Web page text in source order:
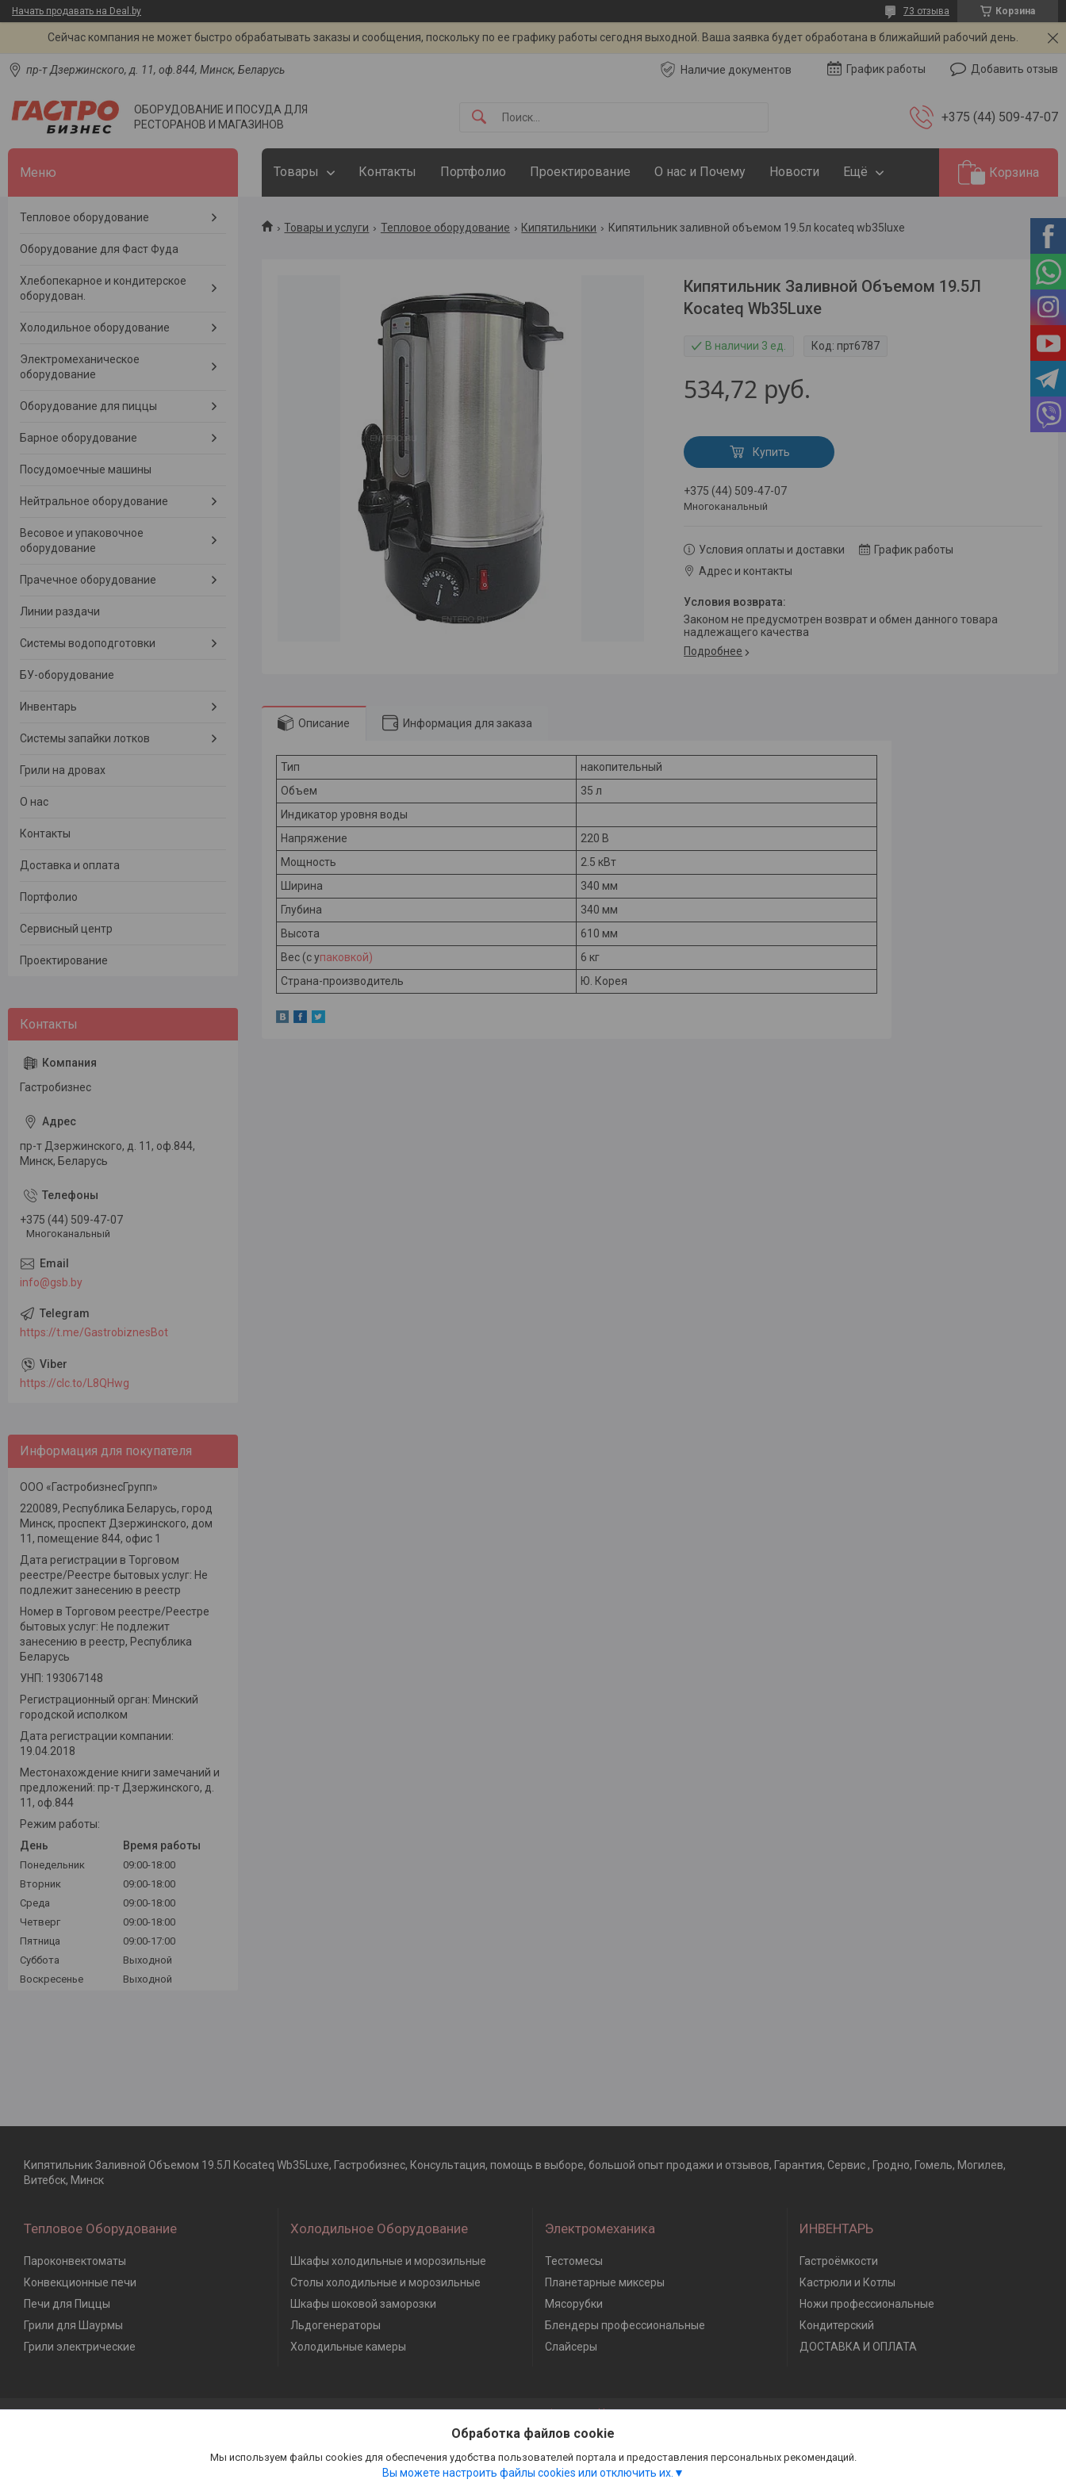
Начать продавать на Deal.by Корзина
73 отзыва
Сейчас компания не может быстро обрабатывать заказы и сообщения, поскольку по ее графику работы сегодня выходной. Ваша заявка будет обработана в ближайший рабочий день.
пр-т Дзержинского, д. 11, оф.844, Минск, Беларусь Наличие документов График работы Добавить отзыв
ОБОРУДОВАНИЕ И ПОСУДА ДЛЯ
РЕСТОРАНОВ И МАГАЗИНОВ
+375 (44) 509-47-07
Товары Контакты Портфолио Проектирование О нас и Почему Новости Ещё Корзина
Товары и услуги Тепловое оборудование Кипятильники Кипятильник заливной объемом 19.5л kocateq wb35luxe
Кипятильник Заливной Объемом 19.5Л
Kocateq Wb35Luxe
В наличии 3 ед. Код: прт6787
534,72 руб.
Купить
+375 (44) 509-47-07
Многоканальный
Условия оплаты и доставки
График работы
Адрес и контакты
Законом не предусмотрен возврат и обмен данного товара
надлежащего качества
Подробнее
Описание Информация для заказа
Тип
накопительный
Объем
35 л
Индикатор уровня воды
Напряжение
220 В
Мощность
2.5 кВт
Ширина
340 мм
Глубина
340 мм
Высота
610 мм
Вес (с упаковкой)
6 кг
Страна-производитель
Ю. Корея
Тепловое оборудование
Оборудование для Фаст Фуда
Хлебопекарное и кондитерское
оборудован.
Холодильное оборудование
Электромеханическое
оборудование
Оборудование для пиццы
Барное оборудование
Посудомоечные машины
Нейтральное оборудование
Весовое и упаковочное
оборудование
Прачечное оборудование
Линии раздачи
Системы водоподготовки
БУ-оборудование
Инвентарь
Системы запайки лотков
Грили на дровах
О нас
Контакты
Доставка и оплата
Портфолио
Сервисный центр
Проектирование
Гастробизнес
пр-т Дзержинского, д. 11, оф.844,
Минск, Беларусь
+375 (44) 509-47-07
Многоканальный
info@gsb.by
https://t.me/GastrobiznesBot
https://clc.to/L8QHwg
Информация для покупателя
ООО «ГастробизнесГрупп»
220089, Республика Беларусь, город
Минск, проспект Дзержинского, дом
11, помещение 844, офис 1
Дата регистрации в Торговом
реестре/Реестре бытовых услуг: Не
подлежит занесению в реестр
Номер в Торговом реестре/Реестре
бытовых услуг: Не подлежит
занесению в реестр, Республика
Беларусь
УНП: 193067148
Регистрационный орган: Минский
городской исполком
Дата регистрации компании:
19.04.2018
Местонахождение книги замечаний и
предложений: пр-т Дзержинского, д.
11, оф.844
Режим работы:
День
Время работы
Понедельник
09:00-18:00
Вторник
09:00-18:00
Среда
09:00-18:00
Четверг
09:00-18:00
Пятница
09:00-17:00
Суббота
Выходной
Воскресенье
Выходной
Кипятильник Заливной Объемом 19.5Л Kocateq Wb35Luxe, Гастробизнес, Консультация, помощь в выборе, большой опыт продажи и отзывов, Гарантия, Сервис , Гродно, Гомель, Могилев,
Витебск, Минск
Тепловое Оборудование
Пароконвектоматы
Конвекционные печи
Печи для Пиццы
Грили для Шаурмы
Грили электрические
Холодильное Оборудование
Шкафы холодильные и морозильные
Столы холодильные и морозильные
Шкафы шоковой заморозки
Льдогенераторы
Холодильные камеры
Электромеханика
Тестомесы
Планетарные миксеры
Мясорубки
Блендеры профессиональные
Слайсеры
ИНВЕНТАРЬ
Гастроёмкости
Кастрюли и Котлы
Ножи профессиональные
Кондитерский
ДОСТАВКА И ОПЛАТА
Сайт создан на платформе Deal.by
Политика обработки файлов cookies
Обработка файлов cookie
Мы используем файлы cookies для обеспечения удобства пользователей портала и предоставления персональных рекомендаций.
Вы можете настроить файлы cookies или отключить их.
Гастробизнес |
Пожаловаться на контент
Select Language ▼